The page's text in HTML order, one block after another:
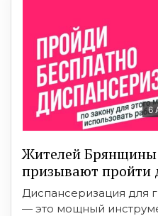
6
Жителей Брянщины
призывают пройти
Диспансеризация для
— это мощный